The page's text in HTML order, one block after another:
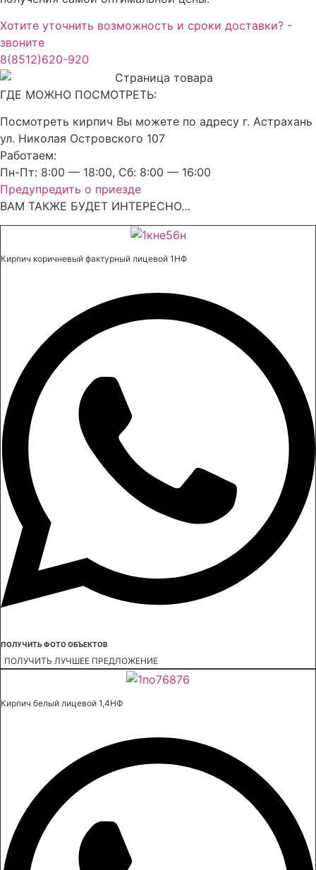
Хотите уточнить возможность и сроки доставки? -
звоните
8(8512)620-920
ГДЕ МОЖНО ПОСМОТРЕТЬ:
Посмотреть кирпич Вы можете по адресу г. Астрахань
ул. Николая Островского 107
Работаем:
Пн-Пт: 8:00 — 18:00, Сб: 8:00 — 16:00
Предупредить о приезде
ВАМ ТАКЖЕ БУДЕТ ИНТЕРЕСНО…
Кирпич коричневый фактурный лицевой 1НФ
ПОЛУЧИТЬ ФОТО ОБЪЕКТОВ
ПОЛУЧИТЬ ЛУЧШЕЕ ПРЕДЛОЖЕНИЕ
Кирпич белый лицевой 1,4НФ